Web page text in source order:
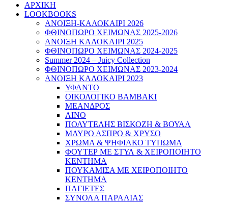
ΑΡΧΙΚΗ
LOOKBOOKS
ΑΝΟΙΞΗ-ΚΑΛΟΚΑΙΡΙ 2026
ΦΘΙΝΟΠΩΡΟ ΧΕΙΜΩΝΑΣ 2025-2026
ΑΝΟΙΞΗ ΚΑΛΟΚΑΙΡΙ 2025
ΦΘΙΝΟΠΩΡΟ ΧΕΙΜΩΝΑΣ 2024-2025
Summer 2024 – Juicy Collection
ΦΘΙΝΟΠΩΡΟ ΧΕΙΜΩΝΑΣ 2023-2024
ΑΝΟΙΞΗ ΚΑΛΟΚΑΙΡΙ 2023
ΥΦΑΝΤΟ
ΟΙΚΟΛΟΓΙΚΟ ΒΑΜΒΑΚΙ
ΜΕΑΝΔΡΟΣ
ΛΙΝΟ
ΠΟΛΥΤΕΛΗΣ ΒΙΣΚΟΖΗ & ΒΟΥΑΛ
ΜΑΥΡΟ ΑΣΠΡΟ & ΧΡΥΣΟ
ΧΡΩΜΑ & ΨΗΦΙΑΚΟ ΤΥΠΩΜΑ
ΦΟΥΤΕΡ ΜΕ ΣΤΥΛ & ΧΕΙΡΟΠΟΙΗΤΟ
ΚΕΝΤΗΜΑ
ΠΟΥΚΑΜΙΣΑ ΜΕ ΧΕΙΡΟΠΟΙΗΤΟ
ΚΕΝΤΗΜΑ
ΠΑΓΙΕΤΕΣ
ΣΥΝΟΛΑ ΠΑΡΑΛΙΑΣ